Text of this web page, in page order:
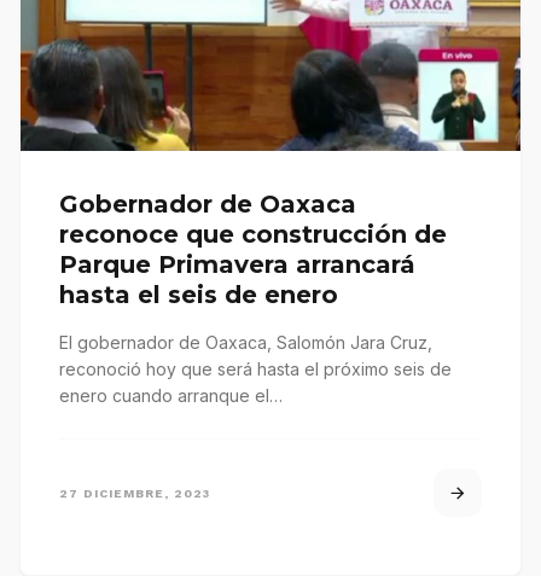
Gobernador de Oaxaca
reconoce que construcción de
Parque Primavera arrancará
hasta el seis de enero
El gobernador de Oaxaca, Salomón Jara Cruz,
reconoció hoy que será hasta el próximo seis de
enero cuando arranque el…
27 DICIEMBRE, 2023